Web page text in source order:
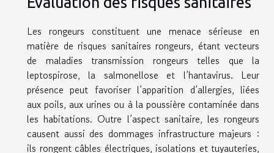
Les rongeurs constituent une menace sérieuse en
matière de risques sanitaires rongeurs, étant vecteurs
de maladies transmission rongeurs telles que la
leptospirose, la salmonellose et l’hantavirus. Leur
présence peut favoriser l’apparition d’allergies, liées
aux poils, aux urines ou à la poussière contaminée dans
les habitations. Outre l’aspect sanitaire, les rongeurs
causent aussi des dommages infrastructure majeurs :
ils rongent câbles électriques, isolations et tuyauteries,